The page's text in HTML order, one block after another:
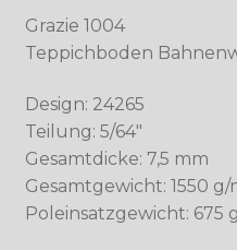
Grazie 1004
Teppichboden
Design: 24265
Teilung: 5/64″
Gesamtdicke: 7,5 mm
Gesamtgewicht: 1550 g/
Poleinsatzgewicht: 675